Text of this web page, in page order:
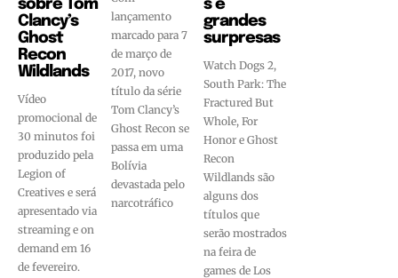
sobre Tom
Clancy’s
Ghost
Recon
Wildlands
Vídeo
promocional de
30 minutos foi
produzido pela
Legion of
Creatives e será
apresentado via
streaming e on
demand em 16
de fevereiro.
lançamento
marcado para 7
de março de
2017, novo
título da série
Tom Clancy’s
Ghost Recon se
passa em uma
Bolívia
devastada pelo
narcotráfico
s e
grandes
surpresas
Watch Dogs 2,
South Park: The
Fractured But
Whole, For
Honor e Ghost
Recon
Wildlands são
alguns dos
títulos que
serão mostrados
na feira de
games de Los